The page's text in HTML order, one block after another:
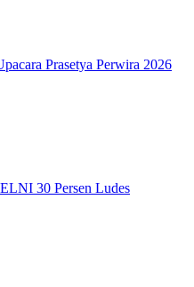
Prasetya Perwira 2026
30 Persen Ludes